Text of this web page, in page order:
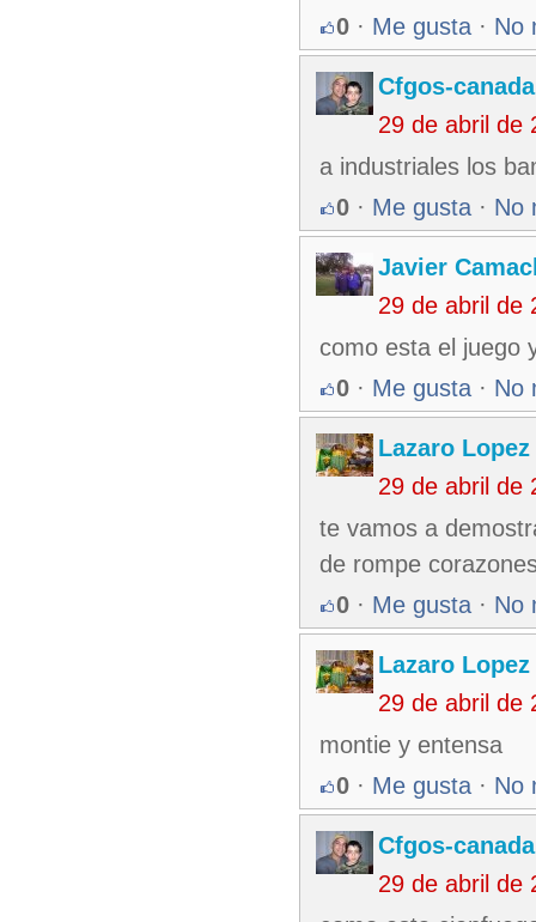
0 · Me gusta · No
Cfgos-canada
29 de abril de
a industriales los
0 · Me gusta · No
Javier
29 de abril de
como esta el juego
0 · Me gusta · No
Lazaro Lopez
29 de abril de
te vamos a
de rompe
0 · Me gusta · No
Lazaro Lopez
29 de abril de
montie y entensa
0 · Me gusta · No
Cfgos-canada
29 de abril de